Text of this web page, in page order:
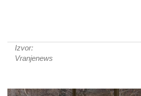
Izvor:
Vranjenews